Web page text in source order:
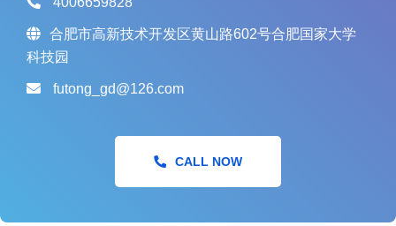
合肥市高新技术开发区黄山路602号合肥国家大学
科技园
futong_gd@126.com
CALL NOW